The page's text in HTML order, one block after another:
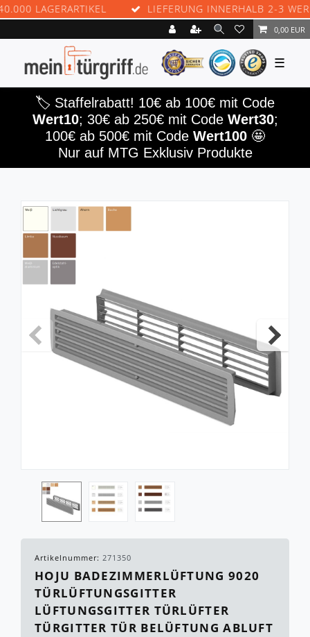
LAGERARTIKEL LIEFERUNG INNERHALB 2-3
0,00 EUR
☰
🏷️ Staffelrabatt! 10€ ab 100€ mit Code
Wert10; 30€ ab 250€ mit Code Wert30;
100€ ab 500€ mit Code Wert100 🤩
Nur auf MTG Exklusiv Produkte
Artikelnummer: 271350
HOJU BADEZIMMERLÜFTUNG 9020
TÜRLÜFTUNGSGITTER
LÜFTUNGSGITTER TÜRLÜFTER
TÜRGITTER TÜR BELÜFTUNG ABLUFT